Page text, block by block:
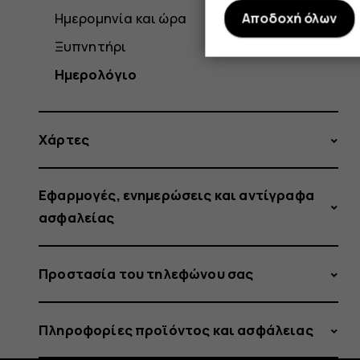
Ημερομηνία και ώρα
Ξυπνητήρι
Ημερολόγιο
Χάρτες
Εφαρμογές, ενημερώσεις και αντίγραφα
ασφαλείας
Προστασία του τηλεφώνου σας
Πληροφορίες προϊόντος και ασφάλειας
Αποδοχή όλων